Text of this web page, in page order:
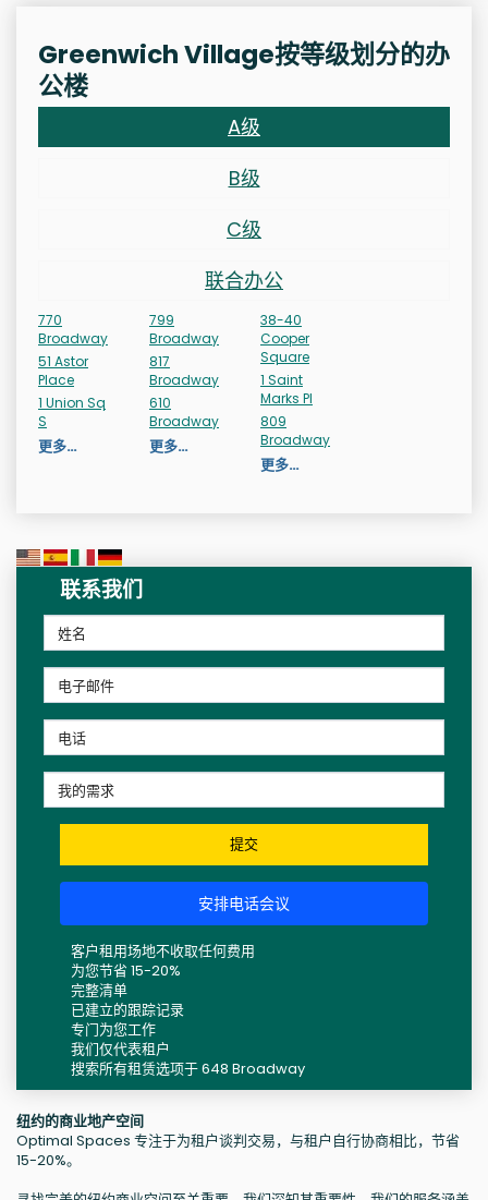
Greenwich Village按等级划分的办
公楼
A级
B级
C级
联合办公
770
Broadway
51 Astor
Place
1 Union Sq
S
更多…
799
Broadway
817
Broadway
610
Broadway
更多…
38-40
Cooper
Square
1 Saint
Marks Pl
809
Broadway
更多…
联系我们
提交
安排电话会议
客户租用场地不收取任何费用
为您节省 15-20%
完整清单
已建立的跟踪记录
专门为您工作
我们仅代表租户
搜索所有租赁选项于 648 Broadway
纽约的商业地产空间
Optimal Spaces 专注于为租户谈判交易，与租户自行协商相比，节省
15-20%。